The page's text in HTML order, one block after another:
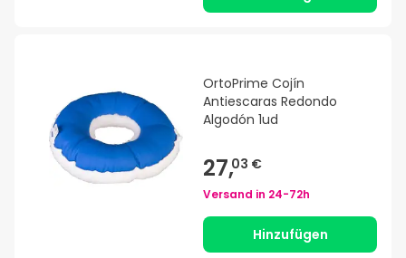
OrtoPrime Cojín
Antiescaras Redondo
Algodón 1ud
27,03 €
Versand in 24-72h
Hinzufügen